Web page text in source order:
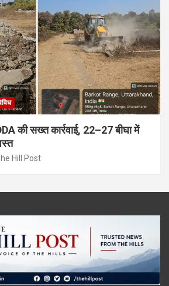
की सख्त कार्रवाई, 22–27 बीघा में
Hill Post